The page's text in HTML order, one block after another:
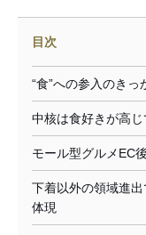
目次
“食”への参入のき
中核は食好きが高
モール型グルメEC
下着以外の領域進
体現